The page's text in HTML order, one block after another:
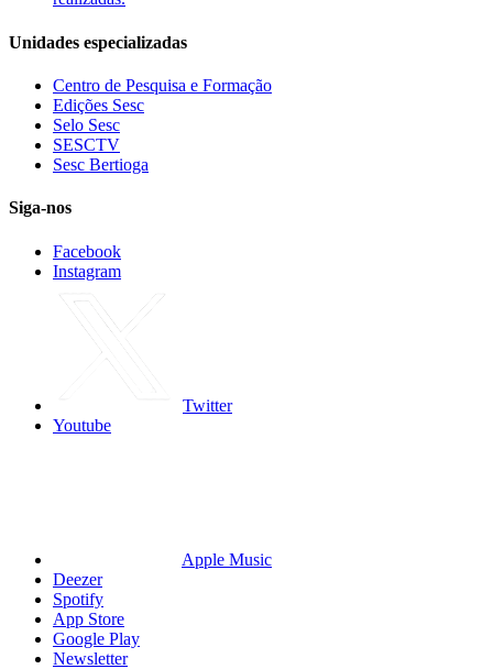
Unidades especializadas
Centro de Pesquisa e Formação
Edições Sesc
Selo Sesc
SESCTV
Sesc Bertioga
Siga-nos
Facebook
Instagram
Twitter
Youtube
Apple Music
Deezer
Spotify
App Store
Google Play
Newsletter